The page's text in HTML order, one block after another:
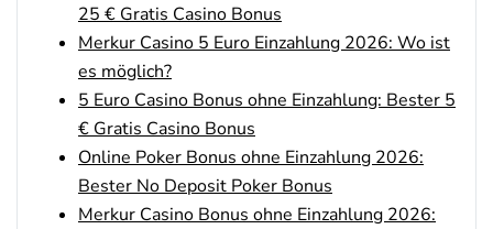
25 € Gratis Casino Bonus
Merkur Casino 5 Euro Einzahlung 2026: Wo ist
es möglich?
5 Euro Casino Bonus ohne Einzahlung: Bester 5
€ Gratis Casino Bonus
Online Poker Bonus ohne Einzahlung 2026:
Bester No Deposit Poker Bonus
Merkur Casino Bonus ohne Einzahlung 2026: